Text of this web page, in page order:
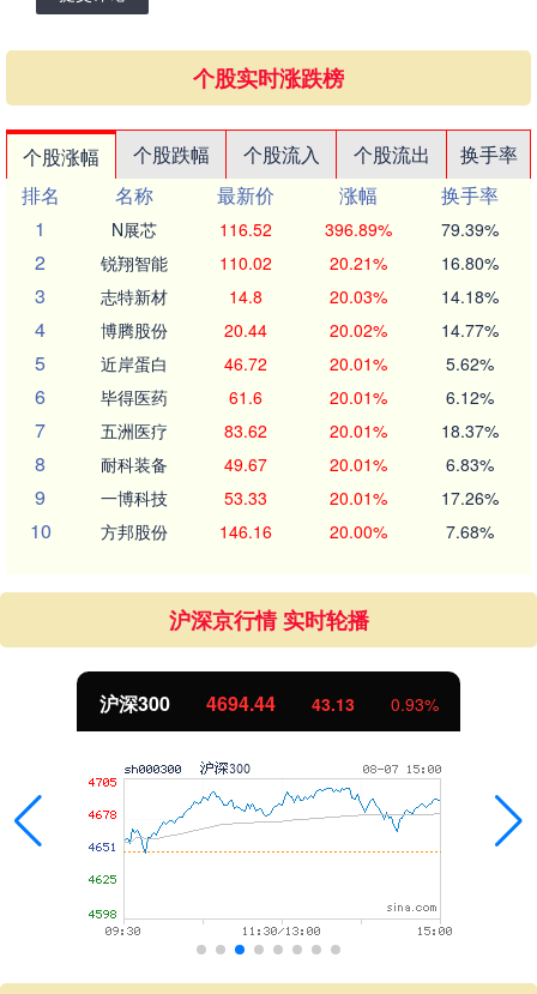
个股实时涨跌榜
个股涨幅 个股跌幅 个股流入 个股流出
换手率
排名
名称 最新价 涨幅
换手率
1
N展芯 116.52 396.89% 79.39%
2 锐翔智能 110.02 20.21% 16.80%
3 志特新材 14.8 20.03% 14.18%
4 博腾股份 20.44 20.02% 14.77%
5 近岸蛋白 46.72 20.01% 5.62%
6 毕得医药 61.6 20.01% 6.12%
7 五洲医疗 83.62 20.01% 18.37%
8 耐科装备 49.67 20.01% 6.83%
9 一博科技 53.33 20.01% 17.26%
10 方邦股份 146.16 20.00% 7.68%
沪深京行情 实时轮播
沪深300 4694.44 43.13 0.93%